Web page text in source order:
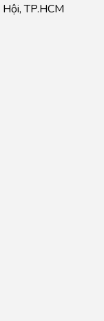
TP.HCM